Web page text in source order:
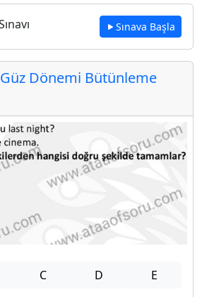
Sınava Başla
Dönemi Bütünleme
C D E